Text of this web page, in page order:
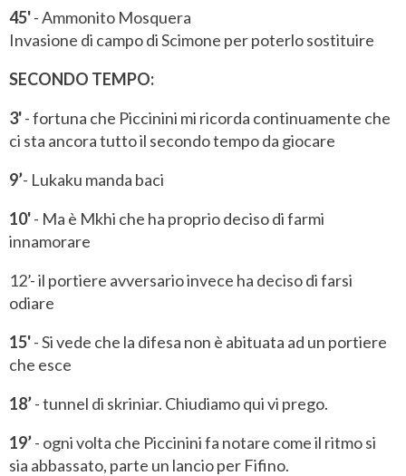
45'- Ammonito Mosquera
Invasione di campo di Scimone per poterlo sostituire
SECONDO TEMPO:
3'- fortuna che Piccinini mi ricorda continuamente che
ci sta ancora tutto il secondo tempo da giocare
9’- Lukaku manda baci
10'- Ma è Mkhi che ha proprio deciso di farmi
innamorare
12’- il portiere avversario invece ha deciso di farsi
odiare
15'- Si vede che la difesa non è abituata ad un portiere
che esce
18’- tunnel di skriniar. Chiudiamo qui vi prego.
19’- ogni volta che Piccinini fa notare come il ritmo si
sia abbassato, parte un lancio per Fifino.